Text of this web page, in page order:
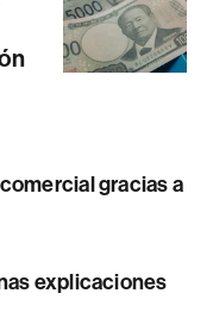
gracias a
explicaciones